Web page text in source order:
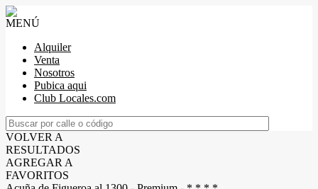
MENÚ
Alquiler
Venta
Nosotros
Pubica aqui
Club Locales.com
VOLVER A
RESULTADOS
AGREGAR A
FAVORITOS